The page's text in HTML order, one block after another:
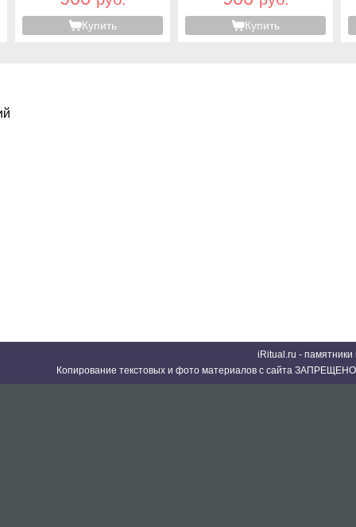
Купить Купить
iRitual.ru -
Копирование текстовых и фото материалов с сайта